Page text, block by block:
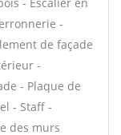
-
de façade
-
- Plaque de
- Staff -
des murs